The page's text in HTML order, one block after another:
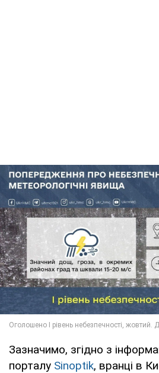
Зазначимо, згідно з
порталу Sinoptik, вранці в